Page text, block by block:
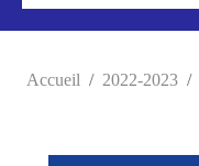
Accueil 2022-2023